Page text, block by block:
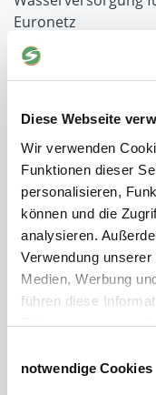
Diese Webseite
Wir verwenden
Funktionen dieser
personalisieren,
können und die
analysieren.
Verwendung
Medien, Werbung
führen diese
Daten zusammen,
haben.
notwendige Cookies
Euronetz
Zubereitung
Hobby-Farming
Grundlagen der
Tiere Landwirtschaft
Geflügeltränken
Stallapotheke für
Saatgut für die
Windschutzgewebe
Windschutznetze
Lubratec Tore